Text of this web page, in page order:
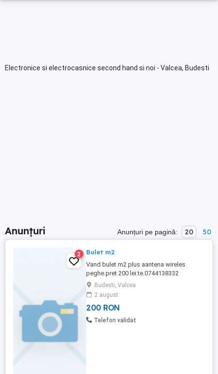
Electronice si electrocasnice second hand si noi - Valcea, Budesti
Anunțuri Anunțuri pe pagină: 20 50
2 Bulet m2
Vand bulet m2 plus aantena wireles
peghe.pret 200 lei.te.0744138332
Budesti, Valcea
2 august
200 RON
Telefon validat